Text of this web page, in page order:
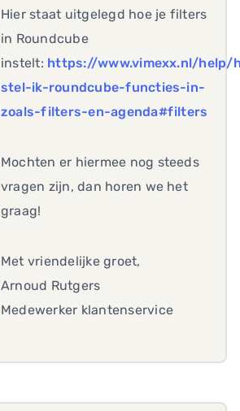
Hier staat uitgelegd hoe je filters
in Roundcube
instelt: https://www.vimexx.nl/help/
stel-ik-roundcube-functies-in-
zoals-filters-en-agenda#filters
Mochten er hiermee nog steeds
vragen zijn, dan horen we het
graag!
Met vriendelijke groet,
Arnoud Rutgers
Medewerker klantenservice